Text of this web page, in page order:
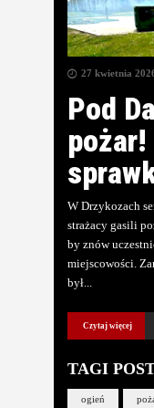
27 kwietnia
Pod
pożar!
W Drzykozach
strażacy gasili
by znów
miejscowości.
był
Czytaj więcej
TAGI
ogień